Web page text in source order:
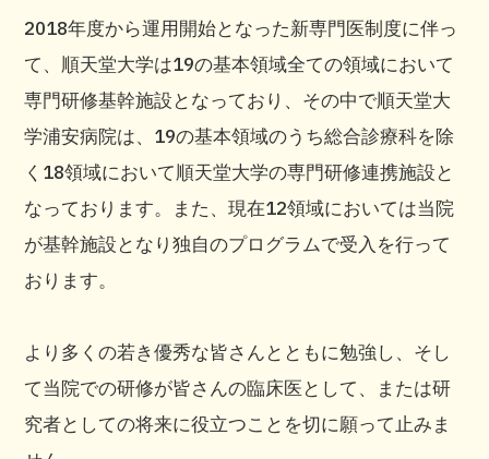
2018年度から運用開始となった新専門医制度に伴っ
て、順天堂大学は19の基本領域全ての領域において
専門研修基幹施設となっており、その中で順天堂大
学浦安病院は、19の基本領域のうち総合診療科を除
く18領域において順天堂大学の専門研修連携施設と
なっております。また、現在12領域においては当院
が基幹施設となり独自のプログラムで受入を行って
おります。
より多くの若き優秀な皆さんとともに勉強し、そし
て当院での研修が皆さんの臨床医として、または研
究者としての将来に役立つことを切に願って止みま